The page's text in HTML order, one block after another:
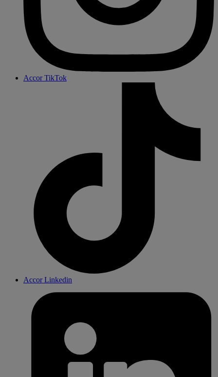
Accor TikTok
Accor Linkedin